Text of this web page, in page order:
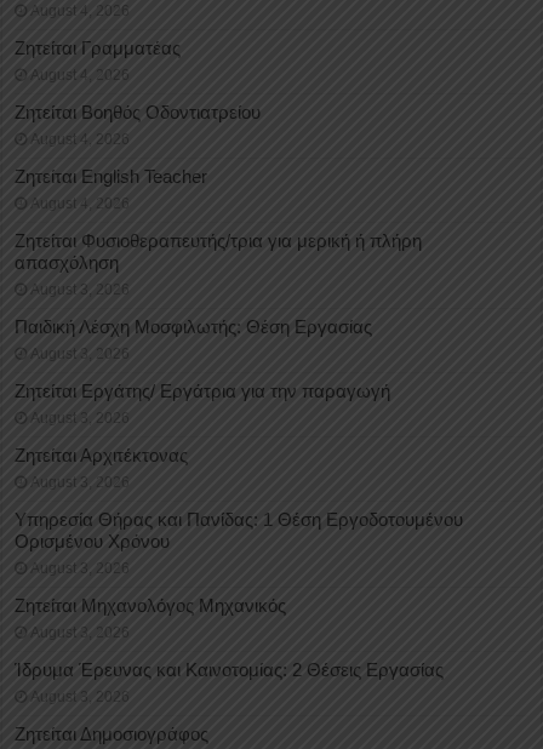
August 4, 2026
Ζητείται Γραμματέας
August 4, 2026
Ζητείται Βοηθός Οδοντιατρείου
August 4, 2026
Ζητείται English Teacher
August 4, 2026
Ζητείται Φυσιοθεραπευτής/τρια για μερική ή πλήρη
απασχόληση
August 3, 2026
Παιδική Λέσχη Μοσφιλωτής: Θέση Εργασίας
August 3, 2026
Ζητείται Εργάτης/ Εργάτρια για την παραγωγή
August 3, 2026
Ζητείται Αρχιτέκτονας
August 3, 2026
Υπηρεσία Θήρας και Πανίδας: 1 Θέση Eργοδοτουμένου
Oρισμένου Xρόνου
August 3, 2026
Ζητείται Μηχανολόγος Μηχανικός
August 3, 2026
Ίδρυμα Έρευνας και Καινοτομίας: 2 Θέσεις Εργασίας
August 3, 2026
Ζητείται Δημοσιογράφος